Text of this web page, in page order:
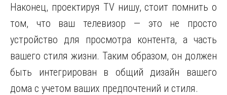
Наконец, проектируя TV нишу, стоит помнить о
том, что ваш телевизор — это не просто
устройство для просмотра контента, а часть
вашего стиля жизни. Таким образом, он должен
быть интегрирован в общий дизайн вашего
дома с учетом ваших предпочтений и стиля.